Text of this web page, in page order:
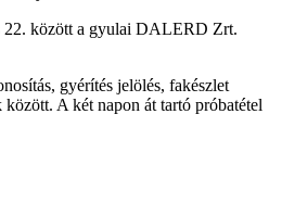
22. között a gyulai DALERD Zrt.
gyérítés jelölés, fakészlet
között. A két napon át tartó próbatétel